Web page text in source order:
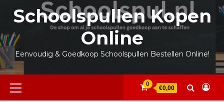
inhoud
Schoolspullen Kopen
Online
Eenvoudig & Goedkoop Schoolspullen Bestellen Online!
Primair
menu
0
€0,00